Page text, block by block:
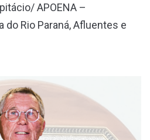
APOENA –
Rio Paraná, Afluentes e